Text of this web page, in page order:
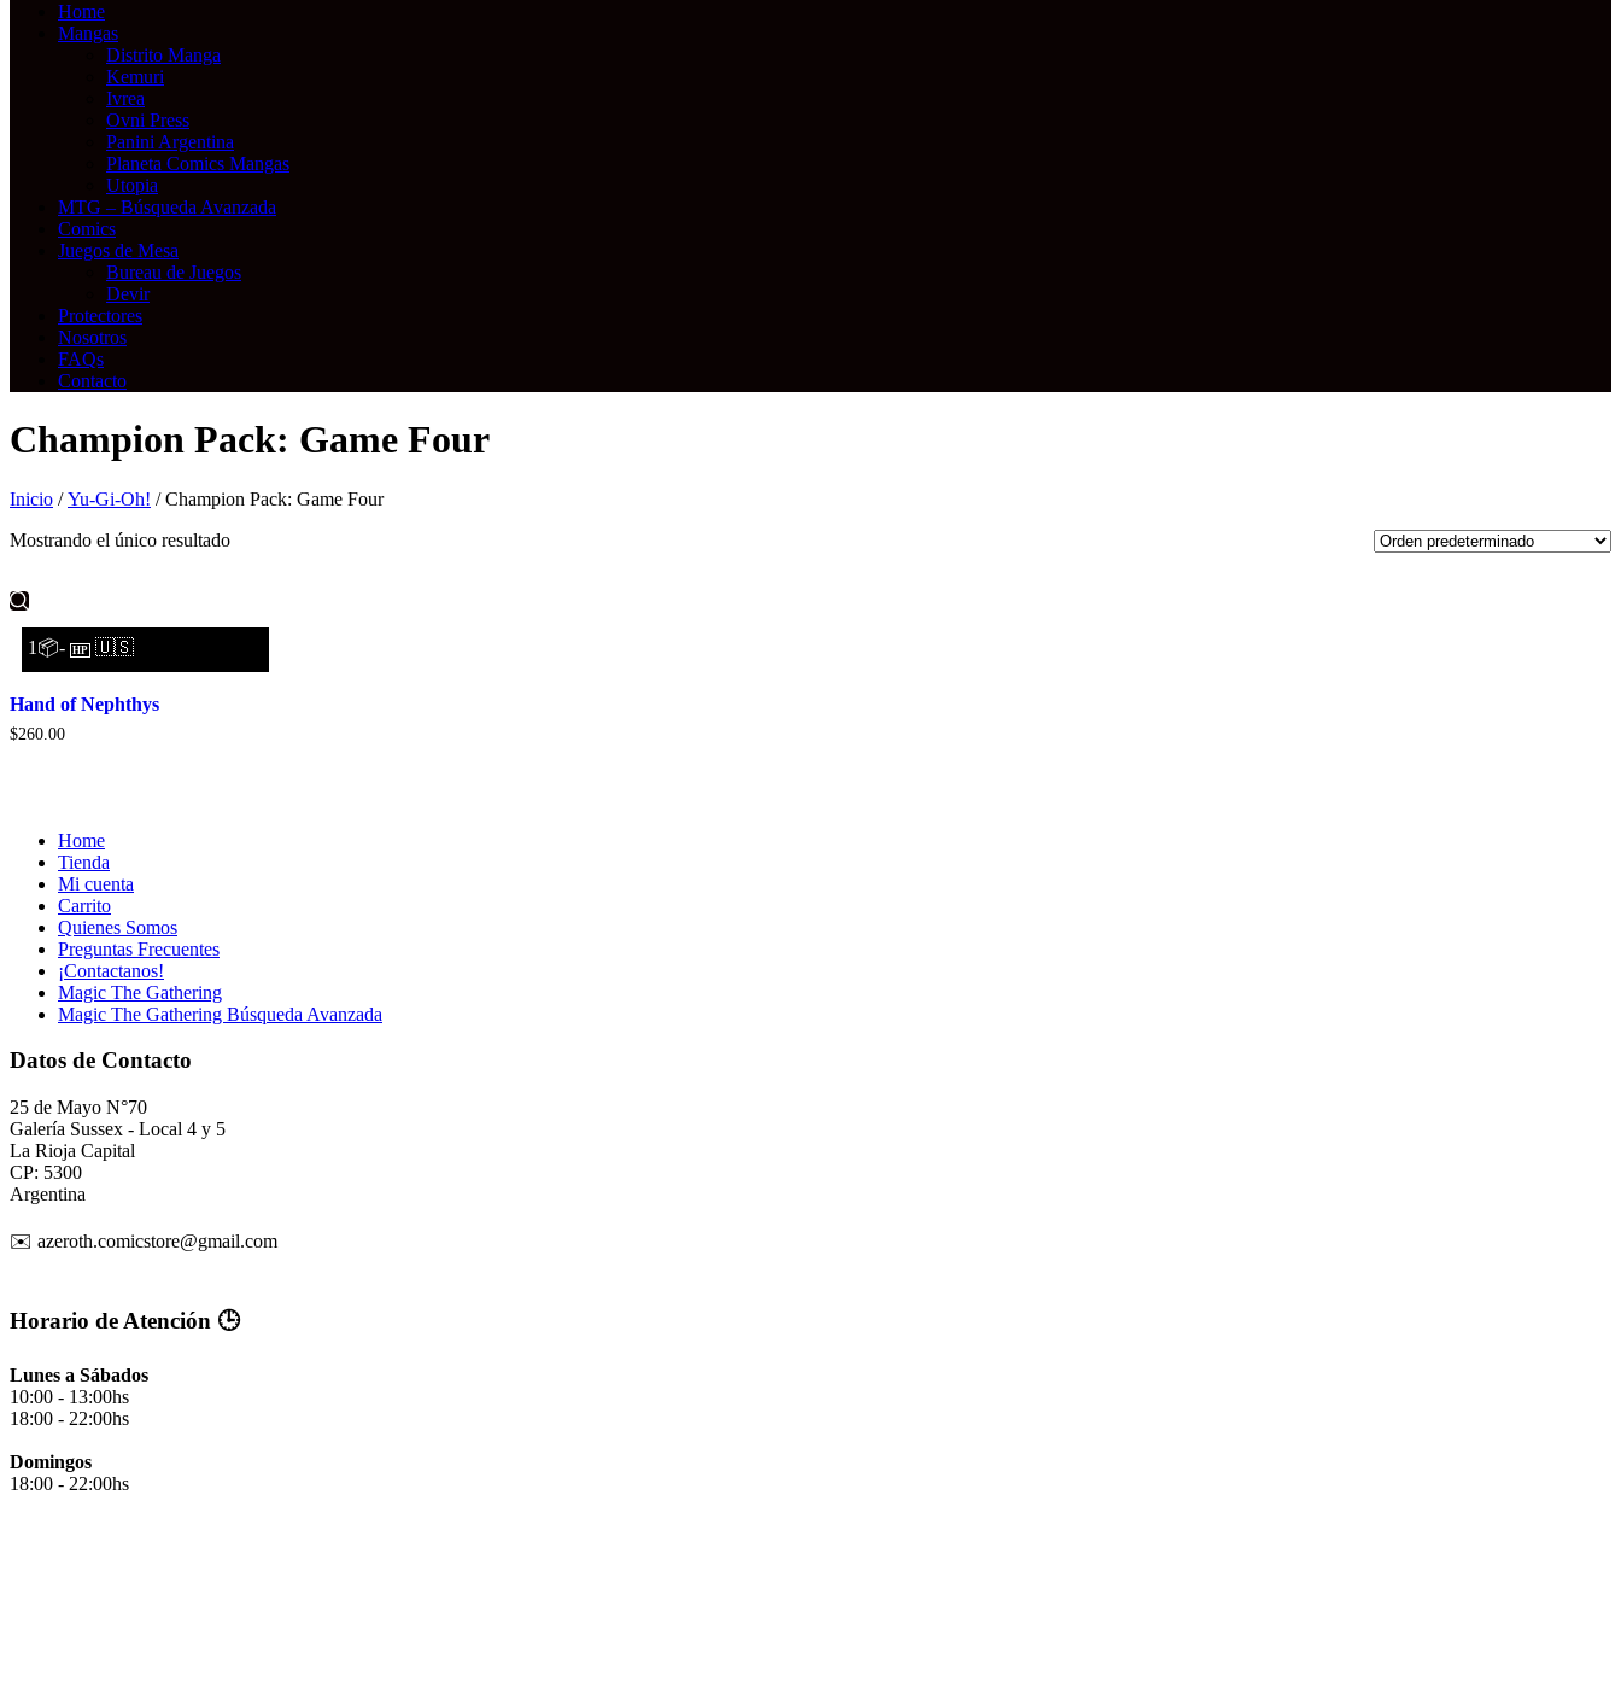
Home
Mangas
Distrito Manga
Kemuri
Ivrea
Ovni Press
Panini Argentina
Planeta Comics Mangas
Utopia
MTG – Búsqueda Avanzada
Comics
Juegos de Mesa
Bureau de Juegos
Devir
Protectores
Nosotros
FAQs
Contacto
Champion Pack: Game Four
Inicio /Yu-Gi-Oh! / Champion Pack: Game Four
Mostrando el único resultado
1📦- HP 🇺🇸
Hand of Nephthys
$260.00
Home
Tienda
Mi cuenta
Carrito
Quienes Somos
Preguntas Frecuentes
¡Contactanos!
Magic The Gathering
Magic The Gathering Búsqueda Avanzada
Datos de Contacto
25 de Mayo N°70
Galería Sussex - Local 4 y 5
La Rioja Capital
CP: 5300
Argentina
✉️ azeroth.comicstore@gmail.com
Horario de Atención 🕒
Lunes a Sábados
10:00 - 13:00hs
18:00 - 22:00hs
Domingos
18:00 - 22:00hs